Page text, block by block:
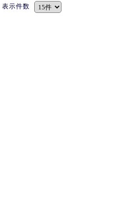
表示件数